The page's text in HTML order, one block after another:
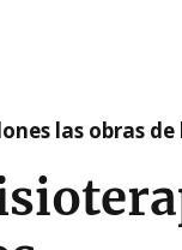
las obras